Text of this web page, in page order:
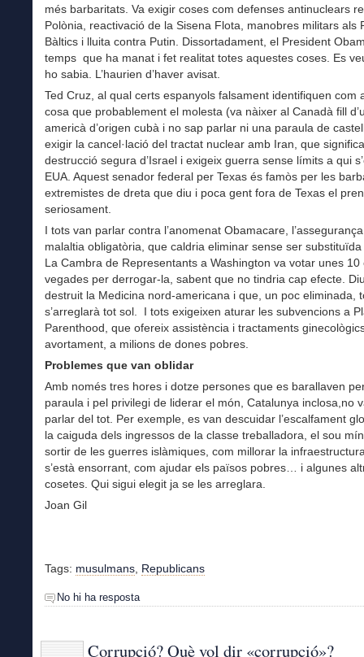
més barbaritats. Va exigir coses com defenses antinuclears
Polònia, reactivació de la Sisena Flota, manobres militars als
Bàltics i lluita contra Putin. Dissortadament, el President
temps que ha manat i fet realitat totes aquestes coses. Es
ho sabia. L’haurien d’haver avisat.
Ted Cruz, al qual certs espanyols falsament identifiquen com
cosa que probablement el molesta (va nàixer al Canadà fill
americà d’origen cubà i no sap parlar ni una paraula de
exigir la cancel·lació del tractat nuclear amb Iran, que
destrucció segura d’Israel i exigeix guerra sense límits a qui
EUA. Aquest senador federal per Texas és famòs per les
extremistes de dreta que diu i poca gent fora de Texas el pren
seriosament.
I tots van parlar contra l’anomenat Obamacare,
malaltia obligatòria, que caldria eliminar sense ser
La Cambra de Representants a Washington va votar unes 10
vegades per derrogar-la, sabent que no tindria cap efecte.
destruit la Medicina nord-americana i que, un poc eliminada,
s’arreglarà tot sol. I tots exigeixen aturar les subvencions a
Parenthood, que ofereix assistència i tractaments
avortament, a milions de dones pobres.
Problemes que van oblidar
Amb només tres hores i dotze persones que es barallaven
paraula i pel privilegi de liderar el món, Catalunya inclosa,no
parlar del tot. Per exemple, es van descuidar l’escalfament
la caiguda dels ingressos de la classe treballadora, el sou
sortir de les guerres islàmiques, com millorar la
s’està ensorrant, com ajudar els països pobres… i algunes
cosetes. Qui sigui elegit ja se les arreglara.
Joan Gil
Tags: musulmans, Republicans
No hi ha resposta
Corrupció? Què vol dir «corrupció»?